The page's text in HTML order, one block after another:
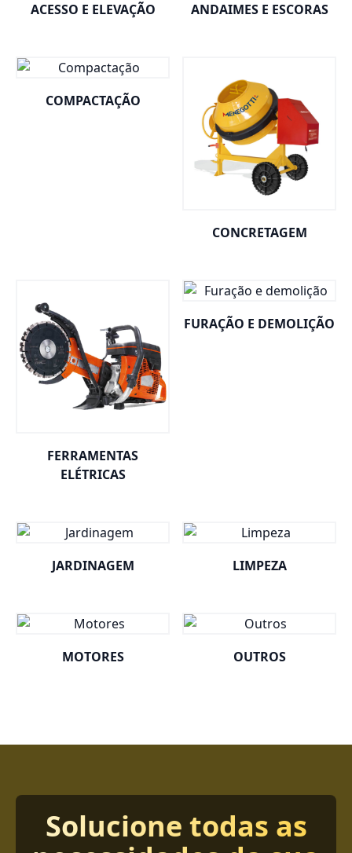
ACESSO E ELEVAÇÃO ANDAIMES E ESCORAS
COMPACTAÇÃO
CONCRETAGEM
FERRAMENTAS
ELÉTRICAS
FURAÇÃO E DEMOLIÇÃO
JARDINAGEM LIMPEZA
MOTORES OUTROS
Solucione todas as